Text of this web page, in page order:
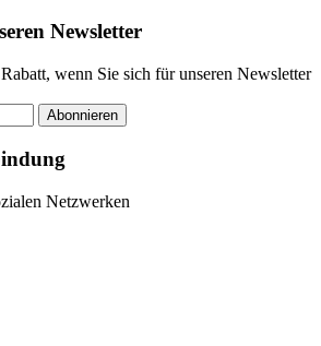
Newsletter
wenn Sie sich für unseren Newsletter
Abonnieren
Netzwerken